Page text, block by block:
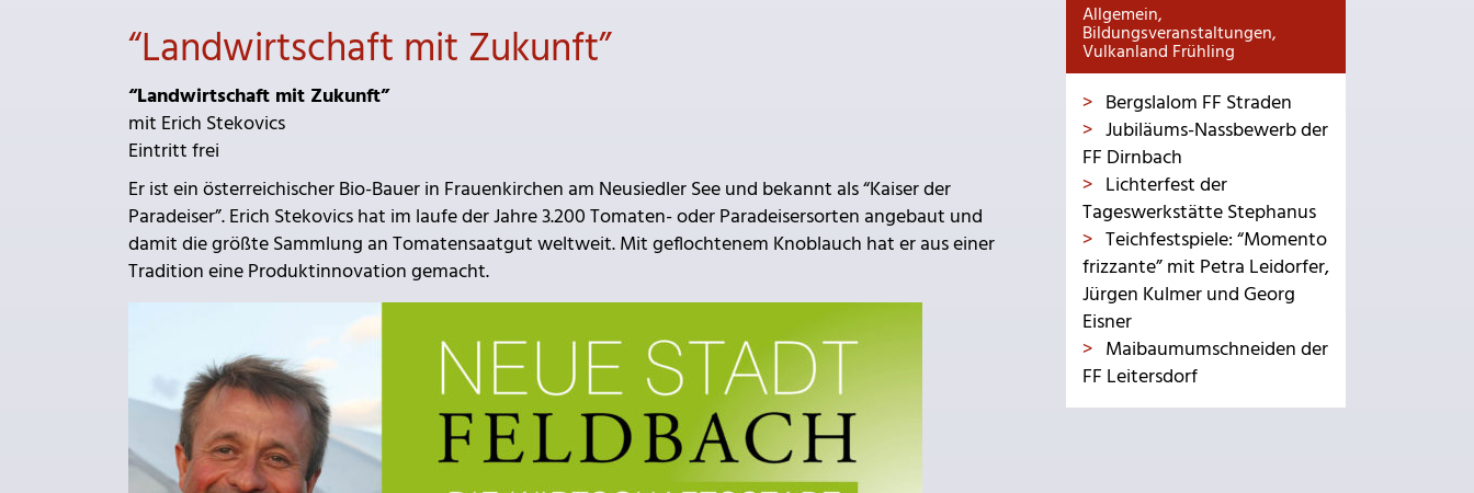
“Landwirtschaft mit Zukunft”
“Landwirtschaft mit Zukunft”
mit Erich Stekovics
Eintritt frei
Er ist ein österreichischer Bio-Bauer in Frauenkirchen am Neusiedler See und bekannt als “Kaiser der
Paradeiser”. Erich Stekovics hat im laufe der Jahre 3.200 Tomaten- oder Paradeisersorten angebaut und
damit die größte Sammlung an Tomatensaatgut weltweit. Mit geflochtenem Knoblauch hat er aus einer
Tradition eine Produktinnovation gemacht.
Allgemein,
Bildungsveranstaltungen,
Vulkanland Frühling
Bergslalom FF Straden
Jubiläums-Nassbewerb der
FF Dirnbach
Lichterfest der
Tageswerkstätte Stephanus
Teichfestspiele: “Momento
frizzante” mit Petra Leidorfer,
Jürgen Kulmer und Georg
Eisner
Maibaumumschneiden der
FF Leitersdorf